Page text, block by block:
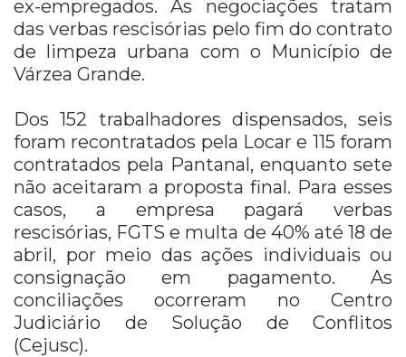
ex-empregados. As negociações tratam
das verbas rescisórias pelo fim do contrato
de limpeza urbana com o Município de
Várzea Grande.
Dos 152 trabalhadores dispensados, seis
foram recontratados pela Locar e 115 foram
contratados pela Pantanal, enquanto sete
não aceitaram a proposta final. Para esses
casos, a empresa pagará verbas
rescisórias, FGTS e multa de 40% até 18 de
abril, por meio das ações individuais ou
consignação em pagamento. As
conciliações ocorreram no Centro
Judiciário de Solução de Conflitos
(Cejusc).